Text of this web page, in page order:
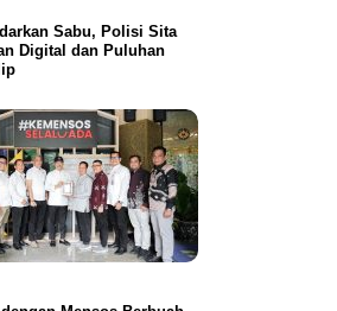
Sabu, Polisi Sita
Digital dan Puluhan